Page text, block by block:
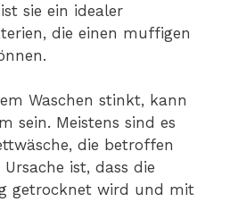
sie ein idealer
die einen muffigen
Waschen stinkt, kann
sein. Meistens sind es
die betroffen
ist, dass die
getrocknet wird und mit